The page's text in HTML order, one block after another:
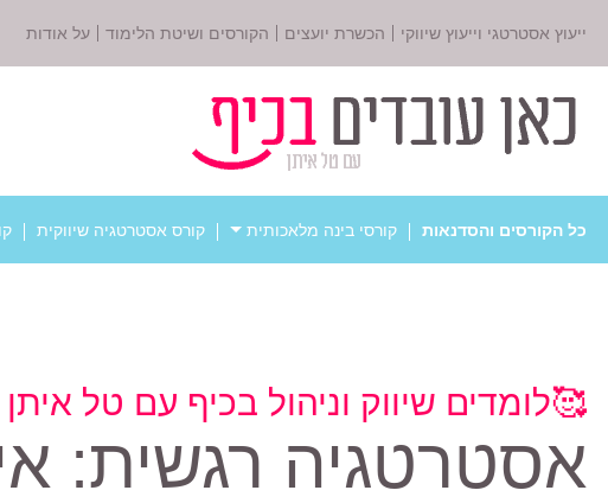
ייעוץ אסטרטגי וייעוץ שיווקי הכשרת יועצים הקורסים ושיטת הלימוד על אודות
כל הקורסים והסדנאות קורסי בינה מלאכותית קורס אסטרטגיה שיווקית
🥰לומדים שיווק וניהול בכיף עם טל איתן
אסטרטגיה רגשית: